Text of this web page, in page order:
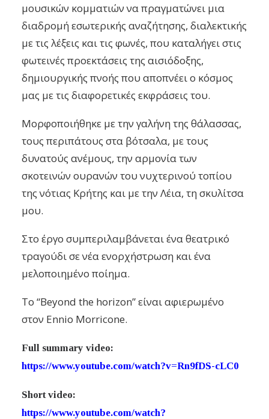
μουσικών κομματιών να πραγματώνει μια
διαδρομή εσωτερικής αναζήτησης, διαλεκτικής
με τις λέξεις και τις φωνές, που καταλήγει στις
φωτεινές προεκτάσεις της αισιόδοξης,
δημιουργικής πνοής που αποπνέει ο κόσμος
μας με τις διαφορετικές εκφράσεις του.
Μορφοποιήθηκε με την γαλήνη της θάλασσας,
τους περιπάτους στα βότσαλα, με τους
δυνατούς ανέμους, την αρμονία των
σκοτεινών ουρανών του νυχτερινού τοπίου
της νότιας Κρήτης και με την Λέια, τη σκυλίτσα
μου.
Στο έργο συμπεριλαμβάνεται ένα θεατρικό
τραγούδι σε νέα ενορχήστρωση και ένα
μελοποιημένο ποίημα.
Το “Beyond the horizon” είναι αφιερωμένο
στον Ennio Morricone.
Full summary video:
https://www.youtube.com/watch?v=Rn9fDS-cLC0
Short video:
https://www.youtube.com/watch?